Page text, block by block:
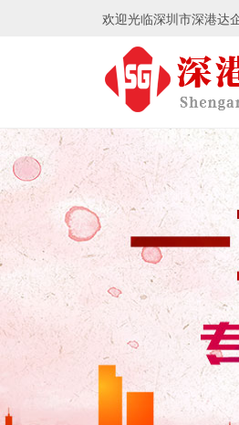
欢迎光临深圳市深港达